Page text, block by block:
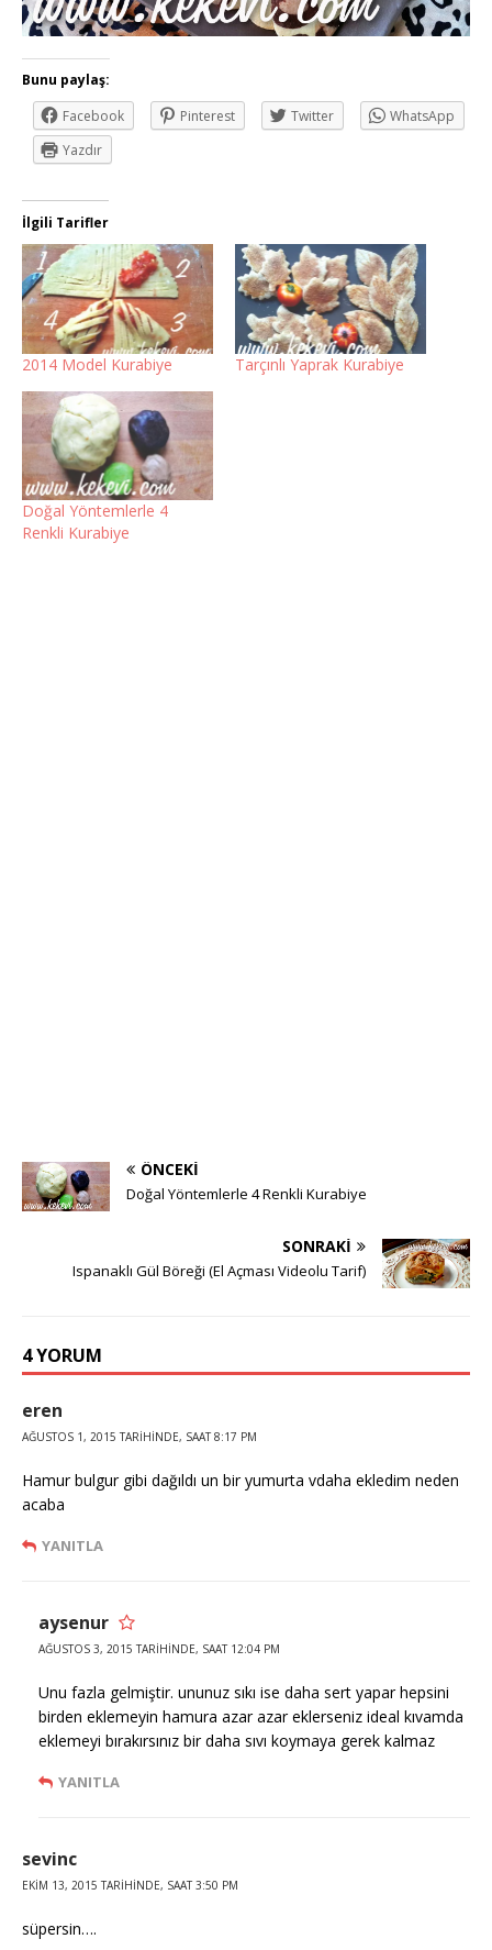
Bunu paylaş:
Facebook
Pinterest Twitter
WhatsApp
Yazdır
İlgili Tarifler
2014 Model Kurabiye Tarçınlı Yaprak Kurabiye
Doğal Yöntemlerle 4
Renkli Kurabiye
ÖNCEKI
Doğal Yöntemlerle 4 Renkli Kurabiye
SONRAKI
Ispanaklı Gül Böreği (El Açması Videolu Tarif)
4 YORUM
eren
AĞUSTOS 1, 2015 TARIHINDE, SAAT 8:17 PM
Hamur bulgur gibi dağıldı un bir yumurta vdaha ekledim neden
acaba
YANITLA
aysenur
AĞUSTOS 3, 2015 TARIHINDE, SAAT 12:04 PM
Unu fazla gelmiştir. ununuz sıkı ise daha sert yapar hepsini
birden eklemeyin hamura azar azar eklerseniz ideal kıvamda
eklemeyi bırakırsınız bir daha sıvı koymaya gerek kalmaz
YANITLA
sevinc
EKIM 13, 2015 TARIHINDE, SAAT 3:50 PM
süpersin….